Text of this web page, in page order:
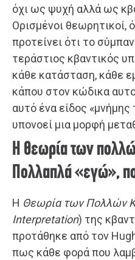
όχι ως ψυχή αλλά ως
Ορισμένοι θεωρητικοί,
προτείνει ότι το
τεράστιος κβαντικός
κάθε κατάσταση, κάθε
κάπου στον κώδικα
αυτό ένα είδος
υπονοεί μια μορφή
Η θεωρία των
Πολλαπλά «εγώ»,
Η Θεωρία των Πολλών
Interpretation) της
προτάθηκε από τον
πως κάθε φορά που